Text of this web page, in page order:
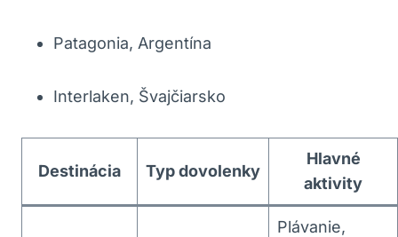
Patagonia, Argentína
Interlaken, Švajčiarsko
Destinácia Typ dovolenky
Hlavné
aktivity
Plávanie,